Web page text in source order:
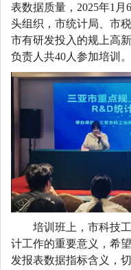
表数据质量， 2025年1 月 6
头组织 ， 市统计局 、市
市有研发投入的规上高
负责人 共40人参加培训 。
培训 班 上， 市科技
计工作的重要意义，希
发报表数据指标含义，